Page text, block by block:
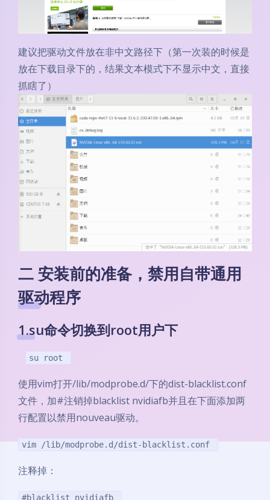
建议把驱动文件放在非中文路径下（第一次装的时候是
放在下载目录下的，结果文本模式下不显示中文，直接
抓瞎了）
二 安装前的准备，禁用自带通用
驱动程序
1.su命令切换到root用户下
su root
使用vim打开/lib/modprobe.d/下的dist-blacklist.conf
文件，加#注销掉blacklist nvidiafb并且在下面添加两
行配置以禁用nouveau驱动。
vim /lib/modprobe.d/dist-blacklist.conf
注释掉：
#blacklist nvidiafb